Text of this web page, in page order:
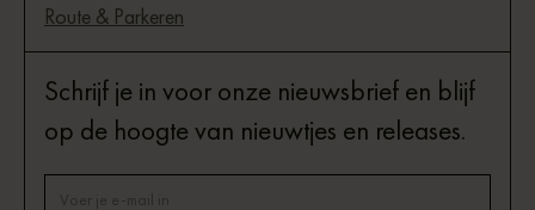
Route & Parkeren
Schrijf je in voor onze nieuwsbrief en blijf
op de hoogte van nieuwtjes en releases.